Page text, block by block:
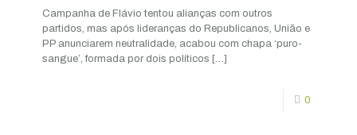
Campanha de Flávio tentou alianças com outros
partidos, mas após lideranças do Republicanos, União e
PP anunciarem neutralidade, acabou com chapa ‘puro-
sangue’, formada por dois políticos […]
0